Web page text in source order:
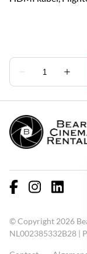
© Copyright 2026
NL002385332B28 |